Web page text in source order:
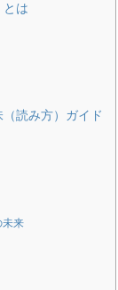
とは
読み方）ガイド
未来